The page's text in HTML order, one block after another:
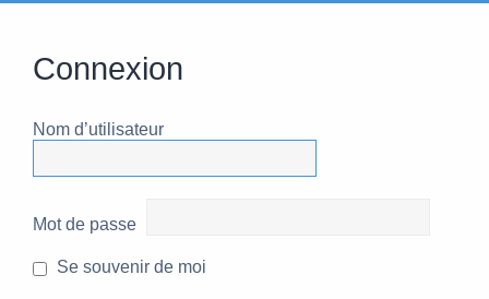
Connexion
Nom d’utilisateur
Mot de passe
Se souvenir de moi